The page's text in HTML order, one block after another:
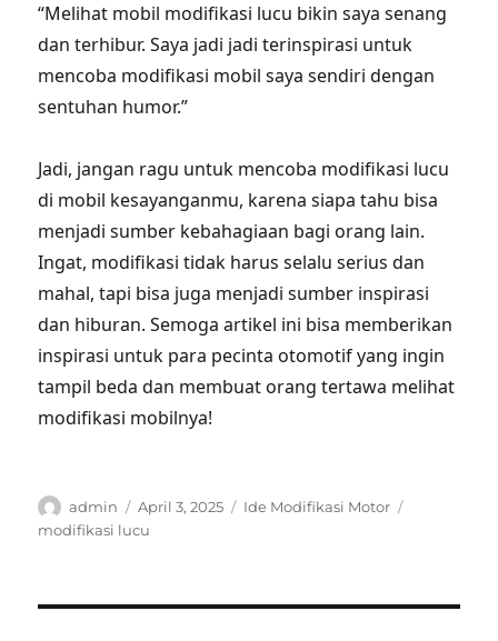
“Melihat mobil modifikasi lucu bikin saya senang
dan terhibur. Saya jadi jadi terinspirasi untuk
mencoba modifikasi mobil saya sendiri dengan
sentuhan humor.”
Jadi, jangan ragu untuk mencoba modifikasi lucu
di mobil kesayanganmu, karena siapa tahu bisa
menjadi sumber kebahagiaan bagi orang lain.
Ingat, modifikasi tidak harus selalu serius dan
mahal, tapi bisa juga menjadi sumber inspirasi
dan hiburan. Semoga artikel ini bisa memberikan
inspirasi untuk para pecinta otomotif yang ingin
tampil beda dan membuat orang tertawa melihat
modifikasi mobilnya!
Author
admin
Posted
on
April 3, 2025 Categories
Ide Modifikasi Motor
modifikasi lucu